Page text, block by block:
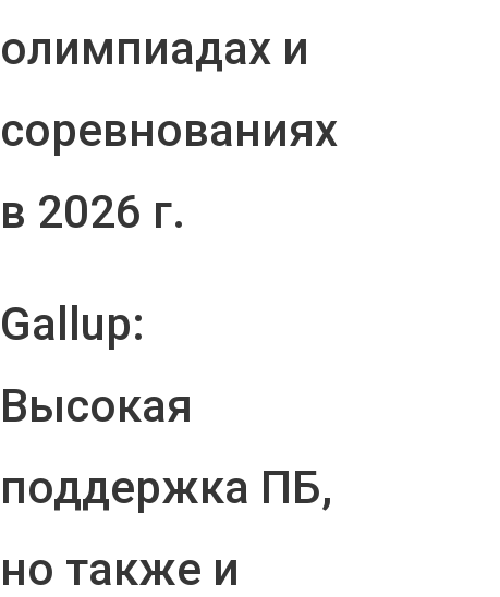
олимпиадах и
соревнованиях
в 2026 г.
Gallup:
Высокая
поддержка ПБ,
но также и